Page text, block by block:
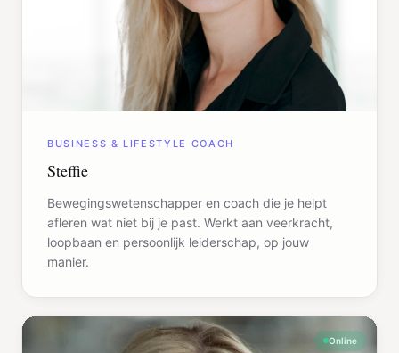
BUSINESS & LIFESTYLE COACH
Steffie
Bewegingswetenschapper en coach die je helpt
afleren wat niet bij je past. Werkt aan veerkracht,
loopbaan en persoonlijk leiderschap, op jouw
manier.
Online